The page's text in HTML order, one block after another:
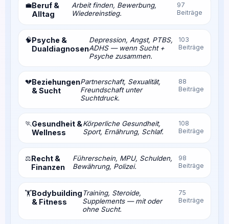
💼Beruf &
Alltag
Arbeit finden, Bewerbung,
Wiedereinstieg.
97
Beiträge
🧠Psyche &
Dualdiagnosen
Depression, Angst, PTBS,
ADHS — wenn Sucht +
Psyche zusammen.
103
Beiträge
💔Beziehungen
& Sucht
Partnerschaft, Sexualität,
Freundschaft unter
Suchtdruck.
88
Beiträge
🏃Gesundheit &
Wellness
Körperliche Gesundheit,
Sport, Ernährung, Schlaf.
108
Beiträge
⚖️Recht &
Finanzen
Führerschein, MPU, Schulden,
Bewährung, Polizei.
98
Beiträge
🏋️Bodybuilding
& Fitness
Training, Steroide,
Supplements — mit oder
ohne Sucht.
75
Beiträge